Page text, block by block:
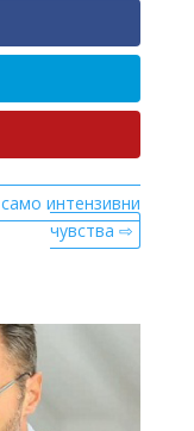
интензивни
чувства ⇨